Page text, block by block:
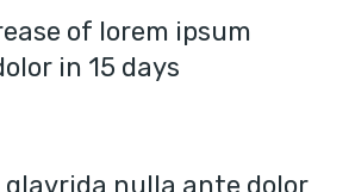
of lorem ipsum
in 15 days
glavrida nulla ante dolor